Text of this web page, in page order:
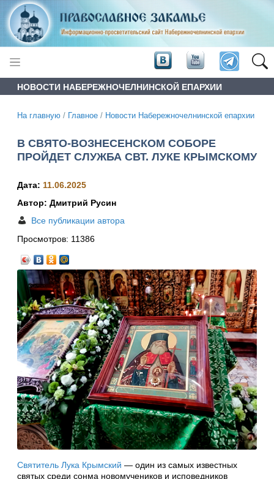
НОВОСТИ НАБЕРЕЖНОЧЕЛНИНСКОЙ ЕПАРХИИ
На главную / Главное / Новости Набережночелнинской епархии
В СВЯТО-ВОЗНЕСЕНСКОМ СОБОРЕ
ПРОЙДЕТ СЛУЖБА СВТ. ЛУКЕ КРЫМСКОМУ
Дата: 11.06.2025
Автор: Дмитрий Русин
Все публикации автора
Просмотров: 11386
Святитель Лука Крымский — один из самых известных
святых среди сонма новомучеников и исповедников